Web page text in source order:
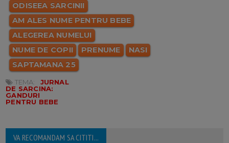
ODISEEA SARCINII
AM ALES NUME PENTRU BEBE
ALEGEREA NUMELUI
NUME DE COPII
PRENUME
NASI
SAPTAMANA 25
TEMA:
JURNAL
DE SARCINA:
GANDURI
PENTRU BEBE
VA RECOMANDAM SA CITITI...